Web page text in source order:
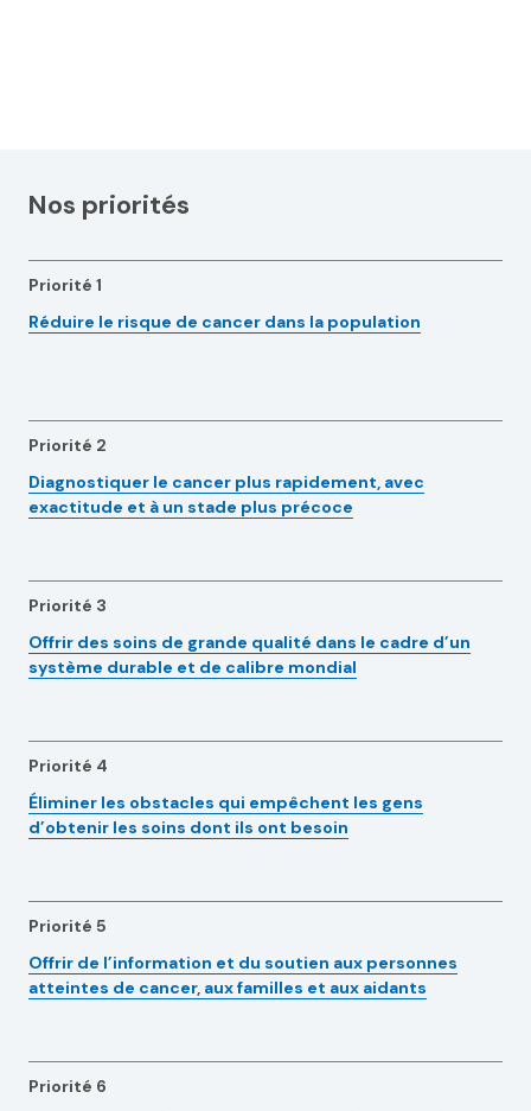
Nos priorités
Priorité 1
Réduire le risque de cancer dans la population
Priorité 2
Diagnostiquer le cancer plus rapidement, avec
exactitude et à un stade plus précoce
Priorité 3
Offrir des soins de grande qualité dans le cadre d’un
système durable et de calibre mondial
Priorité 4
Éliminer les obstacles qui empêchent les gens
d’obtenir les soins dont ils ont besoin
Priorité 5
Offrir de l’information et du soutien aux personnes
atteintes de cancer, aux familles et aux aidants
Priorité 6